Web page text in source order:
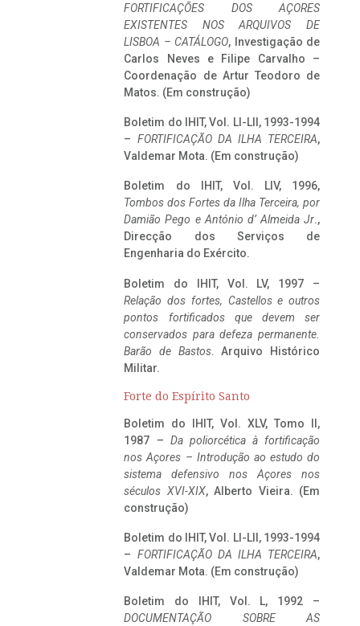
FORTIFICAÇÕES DOS AÇORES
EXISTENTES NOS ARQUIVOS DE
LISBOA – CATÁLOGO, Investigação de
Carlos Neves e Filipe Carvalho –
Coordenação de Artur Teodoro de
Matos. (Em construção)
Boletim do IHIT, Vol. LI-LII, 1993-1994
– FORTIFICAÇÃO DA ILHA TERCEIRA,
Valdemar Mota. (Em construção)
Boletim do IHIT, Vol. LIV, 1996,
Tombos dos Fortes da Ilha Terceira, por
Damião Pego e António d’ Almeida Jr.,
Direcção dos Serviços de
Engenharia do Exército.
Boletim do IHIT, Vol. LV, 1997 –
Relação dos fortes, Castellos e outros
pontos fortificados que devem ser
conservados para defeza permanente.
Barão de Bastos. Arquivo Histórico
Militar.
Forte do Espírito Santo
Boletim do IHIT, Vol. XLV, Tomo II,
1987 – Da poliorcética à fortificação
nos Açores – Introdução ao estudo do
sistema defensivo nos Açores nos
séculos XVI-XIX, Alberto Vieira. (Em
construção)
Boletim do IHIT, Vol. LI-LII, 1993-1994
– FORTIFICAÇÃO DA ILHA TERCEIRA,
Valdemar Mota. (Em construção)
Boletim do IHIT, Vol. L, 1992 –
DOCUMENTAÇÃO SOBRE AS